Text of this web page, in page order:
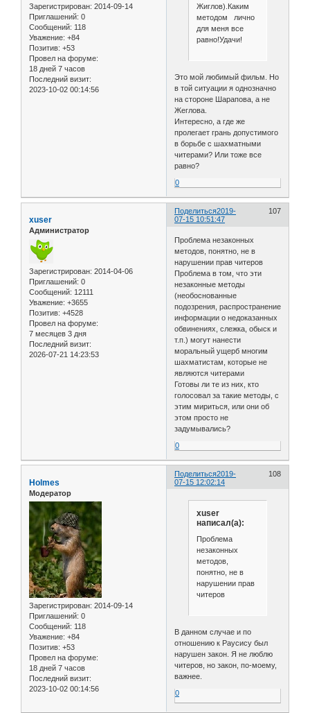
Зарегистрирован: 2014-09-14
Приглашений: 0
Сообщений: 118
Уважение: +84
Позитив: +53
Провел на форуме:
18 дней 7 часов
Последний визит:
2023-10-02 00:14:56
Жиглов).Каким
методом лично
для меня все
равно!Удачи!
Это мой любимый фильм. Но
в той ситуации я однозначно
на стороне Шарапова, а не
Жеглова.
Интересно, а где же
пролегает грань допустимого
в борьбе с шахматными
читерами? Или тоже все
равно?
0
Поделиться 107
2019-
07-15 10:51:47
xuser
Администратор
Зарегистрирован: 2014-04-06
Приглашений: 0
Сообщений: 12111
Уважение: +3655
Позитив: +4528
Провел на форуме:
7 месяцев 3 дня
Последний визит:
2026-07-21 14:23:53
Проблема незаконных
методов, понятно, не в
нарушении прав читеров
Проблема в том, что эти
незаконные методы
(необоснованные
подозрения, распространение
информации о недоказанных
обвинениях, слежка, обыск и
т.п.) могут нанести
моральный ущерб многим
шахматистам, которые не
являются читерами
Готовы ли те из них, кто
голосовал за такие методы, с
этим мириться, или они об
этом просто не
задумывались?
0
Поделиться 108
2019-
07-15 12:02:14
Holmes
Модератор
Зарегистрирован: 2014-09-14
Приглашений: 0
Сообщений: 118
Уважение: +84
Позитив: +53
Провел на форуме:
18 дней 7 часов
Последний визит:
2023-10-02 00:14:56
xuser
написал(а):
Проблема
незаконных
методов,
понятно, не в
нарушении прав
читеров
В данном случае и по
отношению к Раусису был
нарушен закон. Я не люблю
читеров, но закон, по-моему,
важнее.
0